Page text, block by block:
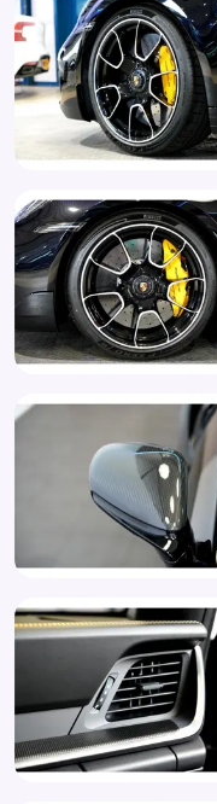
Metaalkleur
Middenarmsteun met
MP3 aansluiting
Multimedia-
Nachtzichtassistent
Niet rokersauto
Niveauregeling
ParkAssistent
Parkeersensor achter
Parkeersensor voor
Porsche Ceramic
Porsche Entry & Drive
Regensensor
Rijstrooksensor met
Schakelmogelijkheid
Sfeerverlichting
Sperdifferentieel
Sportonderstel
Sportstoelen
Sportstoelen,